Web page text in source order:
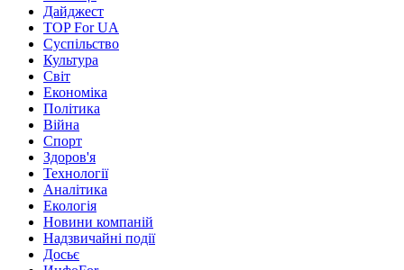
Дайджест
TOP For UA
Суспiльство
Культура
Світ
Економіка
Політика
Війна
Спорт
Здоров'я
Технології
Аналітика
Екологія
Новини компаній
Надзвичайні події
Досьє